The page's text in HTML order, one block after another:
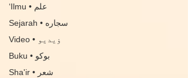
‘Ilmu • علم
Sejarah • سجاره
Video • ۏيديو
Buku • بوكو
Sha'ir • شعر